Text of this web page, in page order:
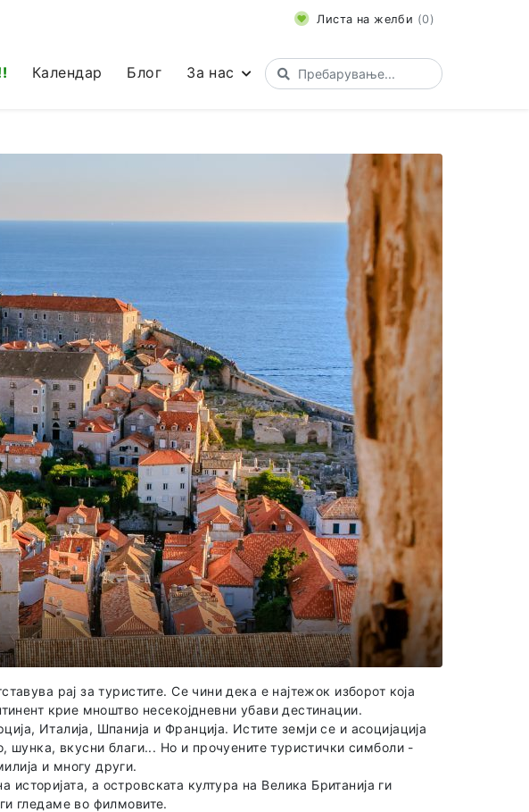
Листа на желби (0)
Календар Блог За нас
рај за туристите. Се чини дека е најтежок изборот која
крие мноштво несекојдневни убави дестинации.
Италија, Шпанија и Франција. Истите земји се и асоцијација
шунка, вкусни благи... Но и прочуените туристички симболи -
и многу други.
а островската култура на Велика Британија ги
гледаме во филмовите.